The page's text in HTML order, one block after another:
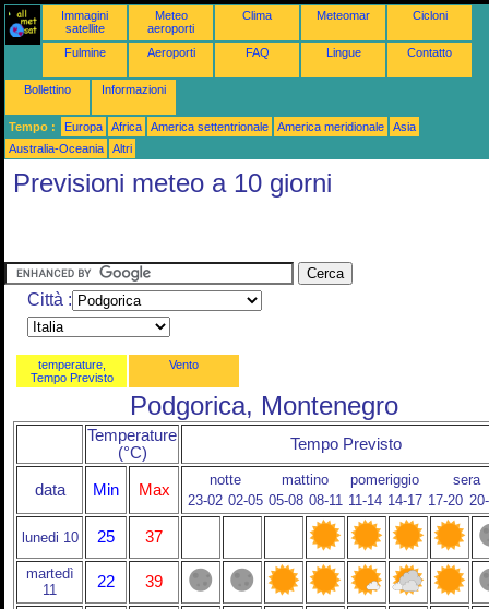
Immagini
satellite
Meteo
aeroporti
Clima Meteomar Cicloni
Fulmine Aeroporti FAQ Lingue Contatto
Bollettino Informazioni
Tempo : Europa Africa America settentrionale America meridionale
Asia
Australia-Oceania
Altri
Previsioni meteo a 10 giorni
Città :
temperature,
Tempo Previsto
Vento
Podgorica, Montenegro
Temperature
(°C)
Tempo Previsto
data Min Max
notte mattino pomeriggio
sera
23-02 02-05 05-08 08-11 11-14 14-17 17-20
lunedi 10 25 37
martedì
11
22 39